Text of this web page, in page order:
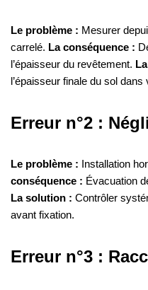
Le problème : Mesurer
carrelé. La conséquence :
l’épaisseur du revêtement.
l’épaisseur finale du sol
Erreur n°2 :
Le problème : Installation
conséquence : Évacuation
La solution : Contrôler
avant fixation.
Erreur n°3 :